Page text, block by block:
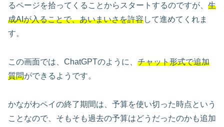
るページを拾ってくることからスタートするのですが、 生
成AIが入ることで、あいまいさを許容して進めてくれま
す。
この画面では、ChatGPTのように、 チャット形式で追加
質問ができるようです。
かながわペイの終了期間は、予算を使い切った時点という
ことなので、そもそも過去の予算はどうだったのかも追加